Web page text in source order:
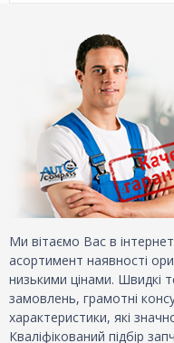
Ми вітаємо Вас в
асортимент наявності
низькими цінами. Швидкі
замовлень, грамотні
характеристики, які
Кваліфікований підбір